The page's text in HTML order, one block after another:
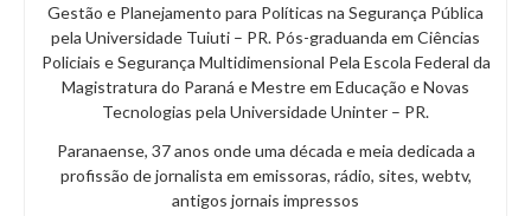
Gestão e Planejamento para Políticas na Segurança Pública
pela Universidade Tuiuti – PR. Pós-graduanda em Ciências
Policiais e Segurança Multidimensional Pela Escola Federal da
Magistratura do Paraná e Mestre em Educação e Novas
Tecnologias pela Universidade Uninter – PR.
Paranaense, 37 anos onde uma década e meia dedicada a
profissão de jornalista em emissoras, rádio, sites, webtv,
antigos jornais impressos